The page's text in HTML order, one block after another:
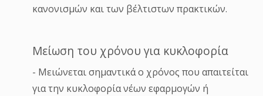
κανονισμών και των βέλτιστων πρακτικών.
Μείωση του χρόνου για κυκλοφορία
- Μειώνεται σημαντικά ο χρόνος που απαιτείται
για την κυκλοφορία νέων εφαρμογών ή